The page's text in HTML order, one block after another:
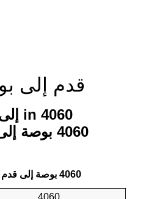
قدم إلى
4060 in إلى ft
4060 بوصة إلى قدم
4060 بوصة إلى قدم تحويل